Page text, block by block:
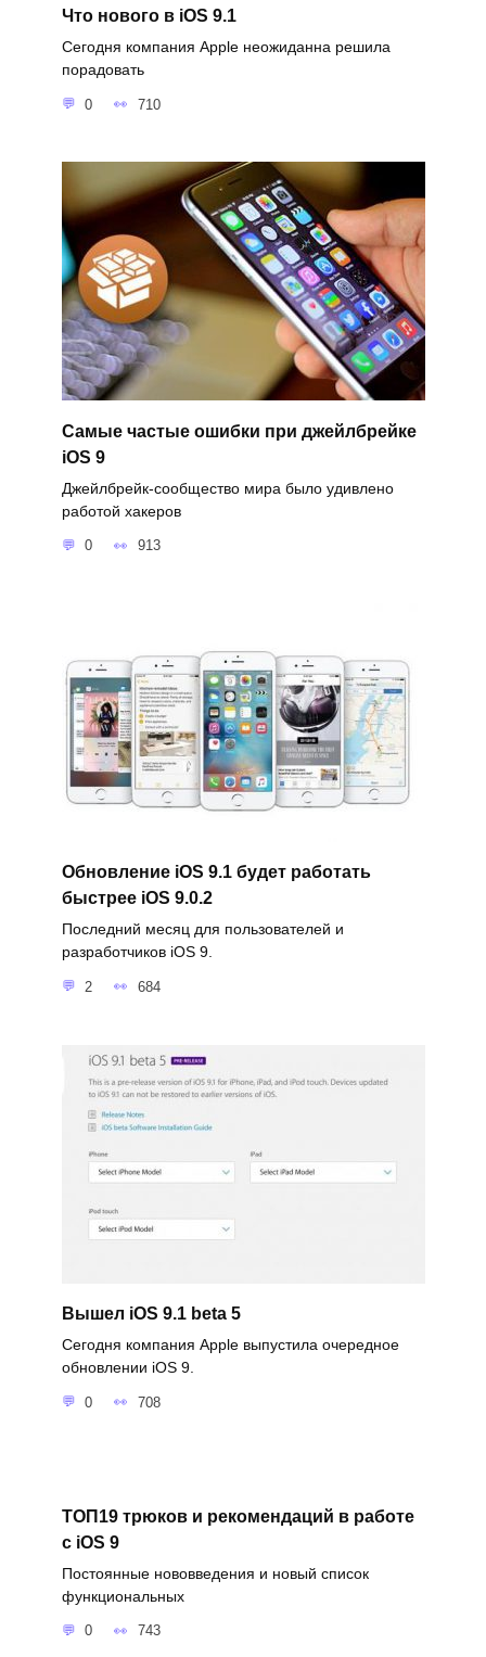
Что нового в iOS 9.1
Сегодня компания Apple неожиданна решила
порадовать
0 710
Самые частые ошибки при джейлбрейке
iOS 9
Джейлбрейк-сообщество мира было удивлено
работой хакеров
0 913
Обновление iOS 9.1 будет работать
быстрее iOS 9.0.2
Последний месяц для пользователей и
разработчиков iOS 9.
2 684
Вышел iOS 9.1 beta 5
Сегодня компания Apple выпустила очередное
обновлении iOS 9.
0 708
ТОП19 трюков и рекомендаций в работе
с iOS 9
Постоянные нововведения и новый список
функциональных
0 743